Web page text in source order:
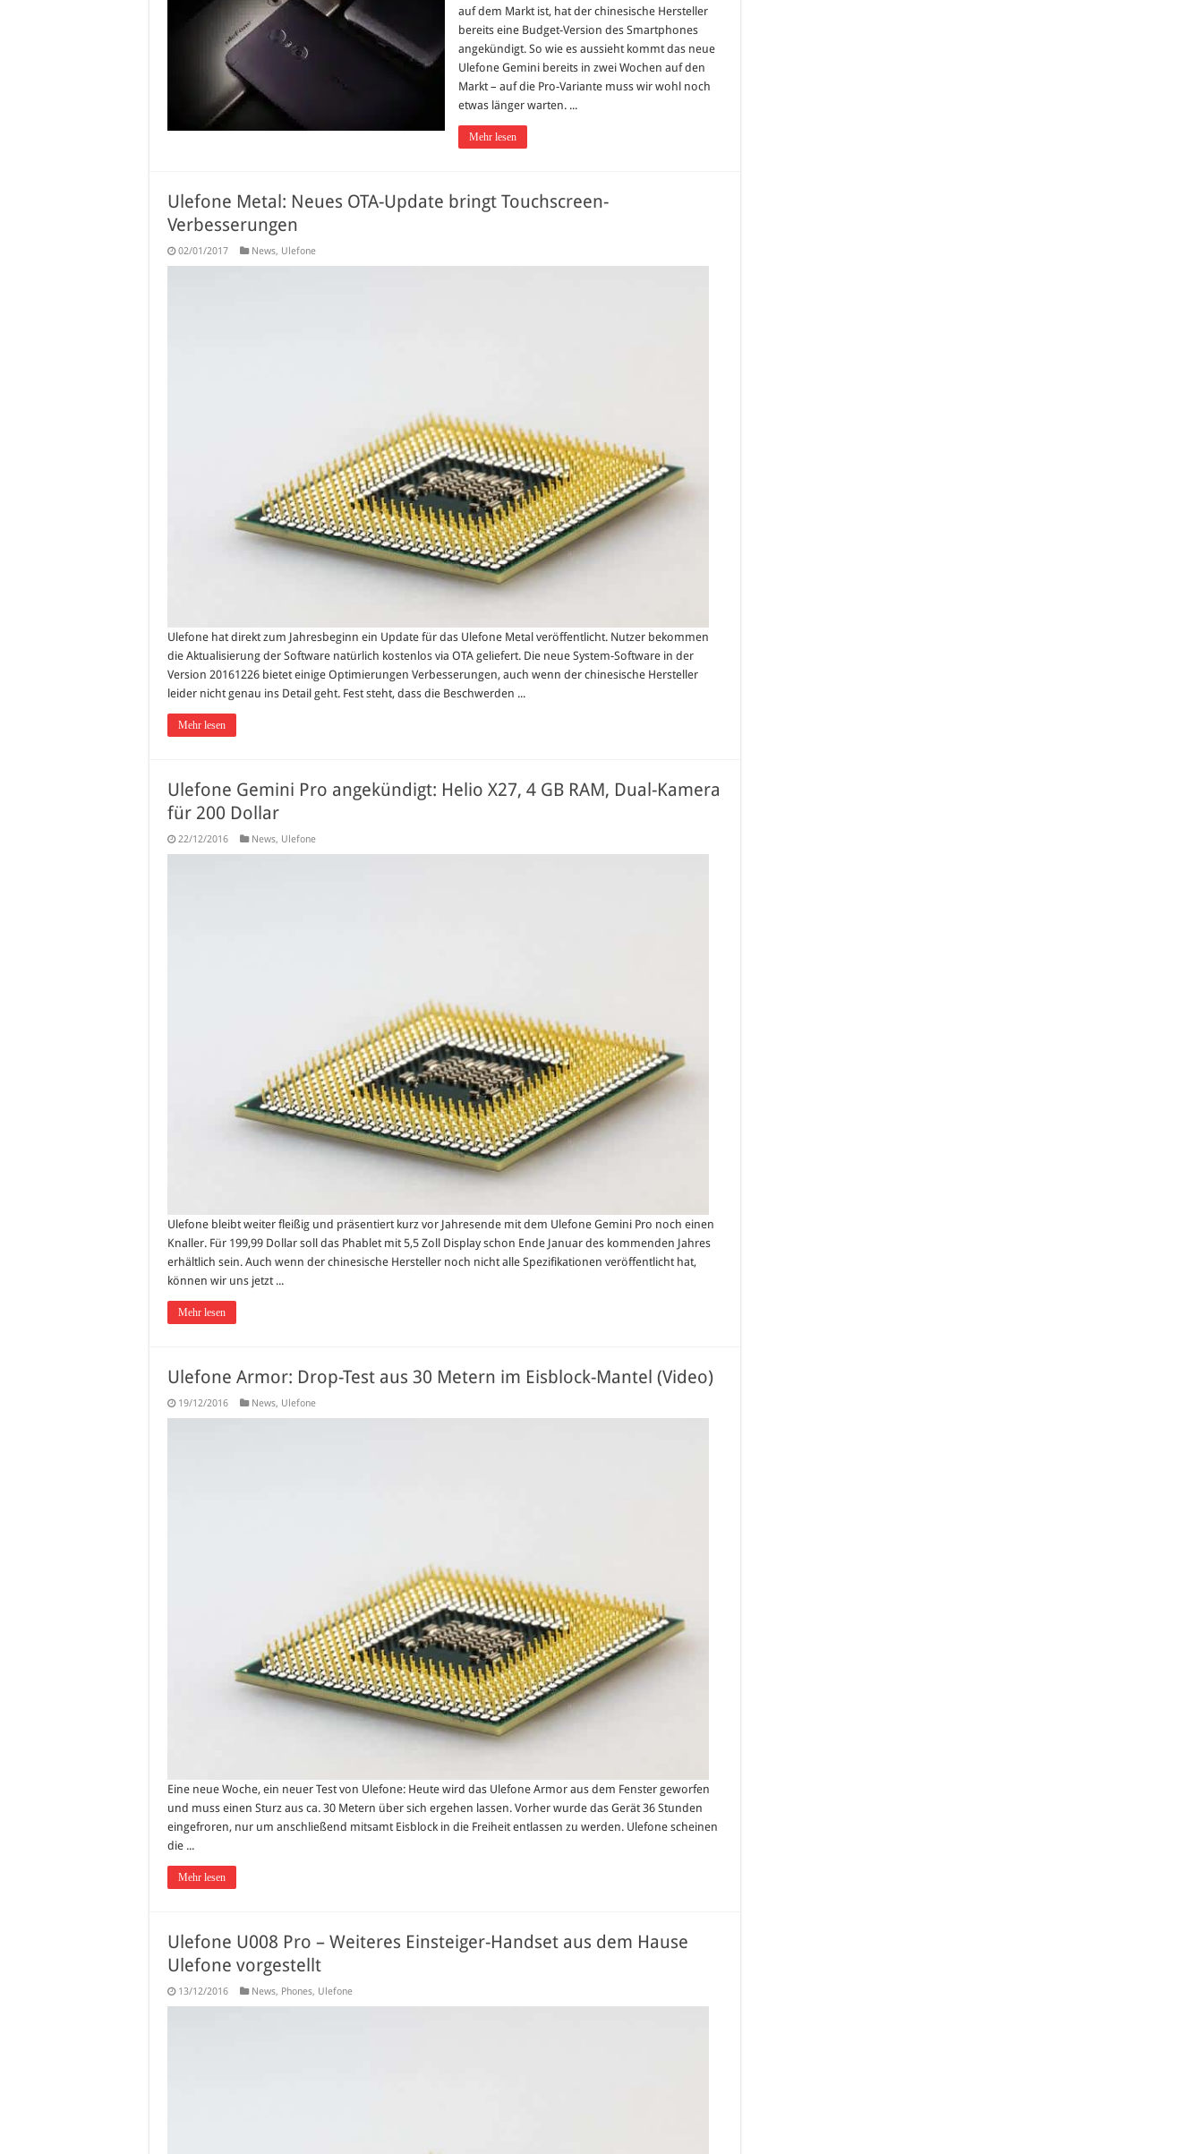
auf dem Markt ist, hat der chinesische Hersteller
bereits eine Budget-Version des Smartphones
angekündigt. So wie es aussieht kommt das neue
Ulefone Gemini bereits in zwei Wochen auf den
Markt – auf die Pro-Variante muss wir wohl noch
etwas länger warten. ...
Mehr lesen
Ulefone Metal: Neues OTA-Update bringt Touchscreen-
Verbesserungen
02/01/2017 News, Ulefone
Ulefone hat direkt zum Jahresbeginn ein Update für das Ulefone Metal veröffentlicht. Nutzer bekommen
die Aktualisierung der Software natürlich kostenlos via OTA geliefert. Die neue System-Software in der
Version 20161226 bietet einige Optimierungen Verbesserungen, auch wenn der chinesische Hersteller
leider nicht genau ins Detail geht. Fest steht, dass die Beschwerden ...
Mehr lesen
Ulefone Gemini Pro angekündigt: Helio X27, 4 GB RAM, Dual-Kamera
für 200 Dollar
22/12/2016 News, Ulefone
Ulefone bleibt weiter fleißig und präsentiert kurz vor Jahresende mit dem Ulefone Gemini Pro noch einen
Knaller. Für 199,99 Dollar soll das Phablet mit 5,5 Zoll Display schon Ende Januar des kommenden Jahres
erhältlich sein. Auch wenn der chinesische Hersteller noch nicht alle Spezifikationen veröffentlicht hat,
können wir uns jetzt ...
Mehr lesen
Ulefone Armor: Drop-Test aus 30 Metern im Eisblock-Mantel (Video)
19/12/2016 News, Ulefone
Eine neue Woche, ein neuer Test von Ulefone: Heute wird das Ulefone Armor aus dem Fenster geworfen
und muss einen Sturz aus ca. 30 Metern über sich ergehen lassen. Vorher wurde das Gerät 36 Stunden
eingefroren, nur um anschließend mitsamt Eisblock in die Freiheit entlassen zu werden. Ulefone scheinen
die ...
Mehr lesen
Ulefone U008 Pro – Weiteres Einsteiger-Handset aus dem Hause
Ulefone vorgestellt
13/12/2016 News, Phones, Ulefone